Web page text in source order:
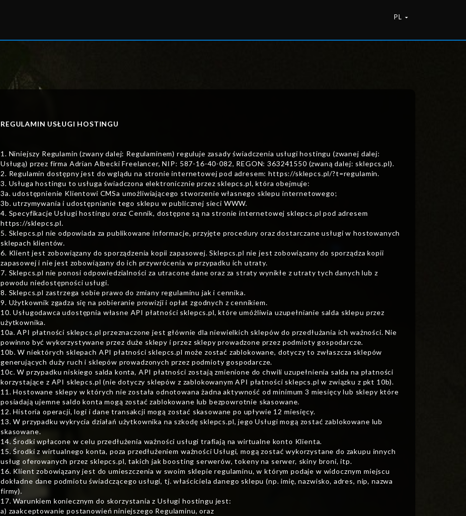
PL
REGULAMIN USŁUGI HOSTINGU
1. Niniejszy Regulamin (zwany dalej: Regulaminem) reguluje zasady świadczenia usługi hostingu (zwanej dalej:
Usługą) przez firma Adrian Albecki Freelancer, NIP: 587-16-40-082, REGON: 363241550 (zwaną dalej: sklepcs.pl).
2. Regulamin dostępny jest do wglądu na stronie internetowej pod adresem: https://sklepcs.pl/?t=regulamin.
3. Usługa hostingu to usługa świadczona elektronicznie przez sklepcs.pl, która obejmuje:
3a. udostępnienie Klientowi CMSa umożliwiającego stworzenie własnego sklepu internetowego;
3b. utrzymywania i udostępnianie tego sklepu w publicznej sieci WWW.
4. Specyfikacje Usługi hostingu oraz Cennik, dostępne są na stronie internetowej sklepcs.pl pod adresem
https://sklepcs.pl.
5. Sklepcs.pl nie odpowiada za publikowane informacje, przyjęte procedury oraz dostarczane usługi w hostowanych
sklepach klientów.
6. Klient jest zobowiązany do sporządzenia kopii zapasowej. Sklepcs.pl nie jest zobowiązany do sporządza kopii
zapasowej i nie jest zobowiązany do ich przywrócenia w przypadku ich utraty.
7. Sklepcs.pl nie ponosi odpowiedzialności za utracone dane oraz za straty wynikłe z utraty tych danych lub z
powodu niedostępności usługi.
8. Sklepcs.pl zastrzega sobie prawo do zmiany regulaminu jak i cennika.
9. Użytkownik zgadza się na pobieranie prowizji i opłat zgodnych z cennikiem.
10. Usługodawca udostępnia własne API płatności sklepcs.pl, które umóżliwia uzupełnianie salda sklepu przez
użytkownika.
10a. API płatności sklepcs.pl przeznaczone jest głównie dla niewielkich sklepów do przedłużania ich ważności. Nie
powinno być wykorzystywane przez duże sklepy i przez sklepy prowadzone przez podmioty gospodarcze.
10b. W niektórych sklepach API płatności sklepcs.pl może zostać zablokowane, dotyczy to zwłaszcza sklepów
generujących duży ruch i sklepów prowadzonych przez podmioty gospodarcze.
10c. W przypadku niskiego salda konta, API płatności zostają zmienione do chwili uzupełnienia salda na płatności
korzystające z API sklepcs.pl (nie dotyczy sklepów z zablokowanym API płatności sklepcs.pl w związku z pkt 10b).
11. Hostowane sklepy w których nie została odnotowana żadna aktywność od minimum 3 miesięcy lub sklepy które
posiadają ujemne saldo konta mogą zostać zablokowane lub bezpowrotnie skasowane.
12. Historia operacji, logi i dane transakcji mogą zostać skasowane po upływie 12 miesięcy.
13. W przypadku wykrycia działań użytkownika na szkodę sklepcs.pl, jego Usługi mogą zostać zablokowane lub
skasowane.
14. Środki wpłacone w celu przedłużenia ważności usługi trafiają na wirtualne konto Klienta.
15. Środki z wirtualnego konta, poza przedłużeniem ważności Usługi, mogą zostać wykorzystane do zakupu innych
usług oferowanych przez sklepcs.pl, takich jak boosting serwerów, tokeny na serwer, skiny broni, itp.
16. Klient zobowiązany jest do umieszczenia w swoim sklepie regulaminu, w którym podaje w widocznym miejscu
dokładne dane podmiotu świadczącego usługi, tj. właściciela danego sklepu (np. imię, nazwisko, adres, nip, nazwa
firmy).
17. Warunkiem koniecznym do skorzystania z Usługi hostingu jest:
a) zaakceptowanie postanowień niniejszego Regulaminu, oraz